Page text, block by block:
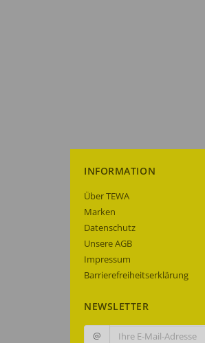
INFORMATION
Über TEWA
Marken
Datenschutz
Unsere AGB
Impressum
Barrierefreiheitserklärung
NEWSLETTER
@